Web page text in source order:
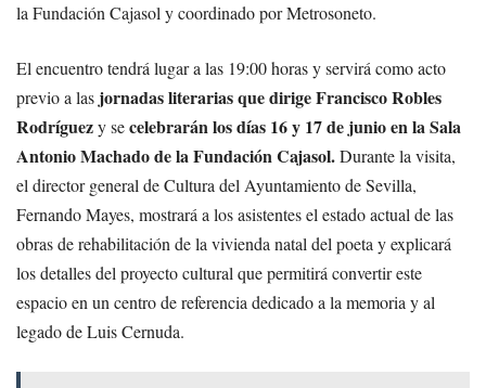
la Fundación Cajasol y coordinado por Metrosoneto.
El encuentro tendrá lugar a las 19:00 horas y servirá como acto
previo a las jornadas literarias que dirige Francisco Robles
Rodríguezy secelebrarán los días 16 y 17 de junio en la Sala
Antonio Machado de la Fundación Cajasol.Durante la visita,
el director general de Cultura del Ayuntamiento de Sevilla,
Fernando Mayes, mostrará a los asistentes el estado actual de las
obras de rehabilitación de la vivienda natal del poeta y explicará
los detalles del proyecto cultural que permitirá convertir este
espacio en un centro de referencia dedicado a la memoria y al
legado de Luis Cernuda.